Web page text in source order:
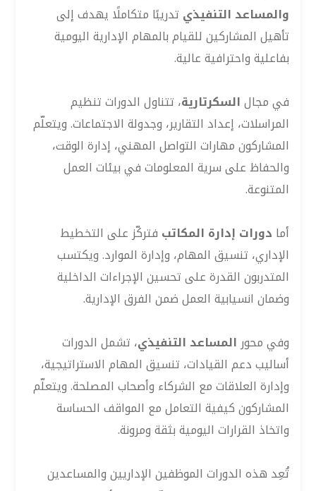
والمساعد التنفيذي تدريبًا متكاملًا يهدف إلى
تأهيل المشاركين للقيام بالمهام الإدارية اليومية
بفاعلية واحترافية عالية.
في مجالالسكرتارية، تتناول الدورات تنظيم
المراسلات، إعداد التقارير، وجدولة الاجتماعات. ويتعلّم
المشاركون مهارات التواصل المهني، إدارة الوقت،
والحفاظ على سرية المعلومات في بيئات العمل
المتنوعة.
أما دورات إدارة المكاتب فتركّز على التخطيط
الإداري، تنسيق المهام، وإدارة الموارد. ويكتسب
المتدربون القدرة على تحسين الإجراءات الداخلية
وضمان انسيابية العمل ضمن الفرق الإدارية.
وفي محور المساعد التنفيذي، تشمل الدورات
أساليب دعم القيادات، تنسيق المهام الاستراتيجية،
وإدارة العلاقات مع الشركاء وأصحاب المصلحة. ويتعلّم
المشاركون كيفية التعامل مع المواقف الحساسة
واتخاذ القرارات اليومية بثقة ومرونة.
تُعِد هذه الدورات الموظفين الإداريين والمساعدين